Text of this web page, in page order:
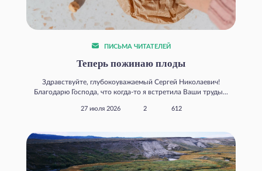
ПИСЬМА ЧИТАТЕЛЕЙ
Теперь пожинаю плоды
Здравствуйте, глубокоуважаемый Сергей Николаевич!
Благодарю Господа, что когда‑то я встретила Ваши труды...
27 июля 2026 2 612